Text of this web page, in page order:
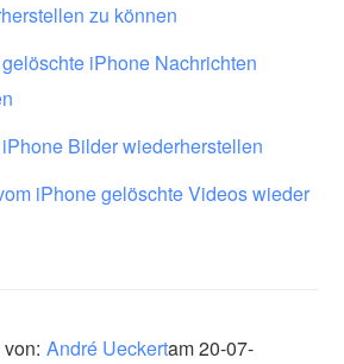
zu können
iPhone Nachrichten
Bilder wiederherstellen
iPhone gelöschte Videos wieder
André Ueckertam20-07-